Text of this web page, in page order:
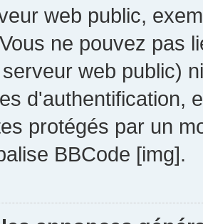
web public,
ne pouvez pas
web public)
d'authentification,
protégés par un
BBCode [img].